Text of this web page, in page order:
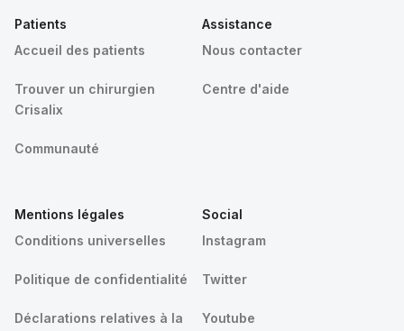
Patients
Accueil des patients
Trouver un chirurgien
Crisalix
Communauté
Assistance
Nous contacter
Centre d'aide
Mentions légales
Conditions universelles
Politique de confidentialité
Déclarations relatives à la
Social
Instagram
Twitter
Youtube